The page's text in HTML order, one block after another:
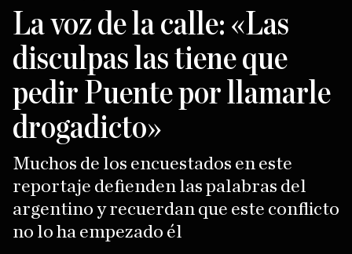
La voz de la calle: «Las
disculpas las tiene que
pedir Puente por llamarle
drogadicto»
Muchos de los encuestados en este
reportaje defienden las palabras del
argentino y recuerdan que este conflicto
no lo ha empezado él